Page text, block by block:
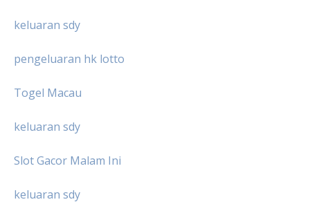
keluaran sdy
pengeluaran hk lotto
Togel Macau
keluaran sdy
Slot Gacor Malam Ini
keluaran sdy